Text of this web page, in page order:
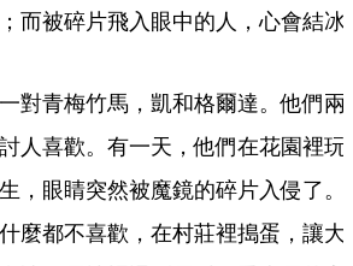
對青梅竹馬，凱和格爾達。他們兩
人喜歡。有一天，他們在花園裡玩
，眼睛突然被魔鏡的碎片入侵了。
麼都不喜歡，在村莊裡搗蛋，讓大